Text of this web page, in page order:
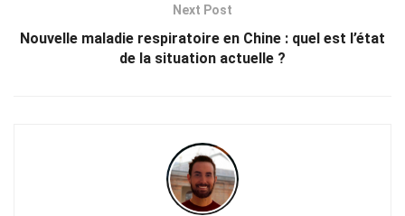
Next Post
Nouvelle maladie respiratoire en Chine : quel est l’état
de la situation actuelle ?